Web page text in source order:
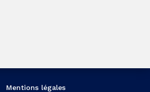
Mentions légales